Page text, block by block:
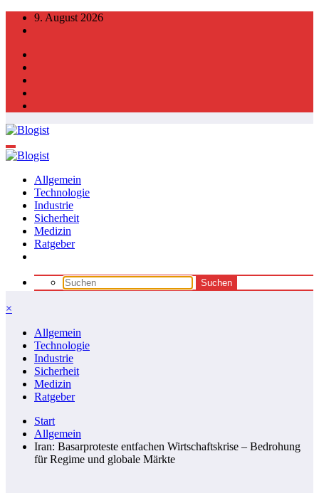
Zum
Inhalt
9. August 2026
Allgemein
Technologie
Industrie
Sicherheit
Medizin
Ratgeber
×
Allgemein
Technologie
Industrie
Sicherheit
Medizin
Ratgeber
Start
Allgemein
Iran: Basarproteste entfachen Wirtschaftskrise – Bedrohung
für Regime und globale Märkte